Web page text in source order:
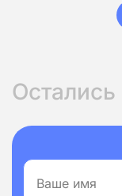
Остались